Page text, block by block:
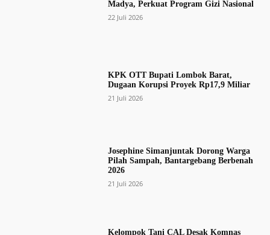
Madya, Perkuat Program Gizi Nasional
22 Juli 2026
KPK OTT Bupati Lombok Barat,
Dugaan Korupsi Proyek Rp17,9 Miliar
21 Juli 2026
Josephine Simanjuntak Dorong Warga
Pilah Sampah, Bantargebang Berbenah
2026
21 Juli 2026
Kelompok Tani CAL Desak Komnas